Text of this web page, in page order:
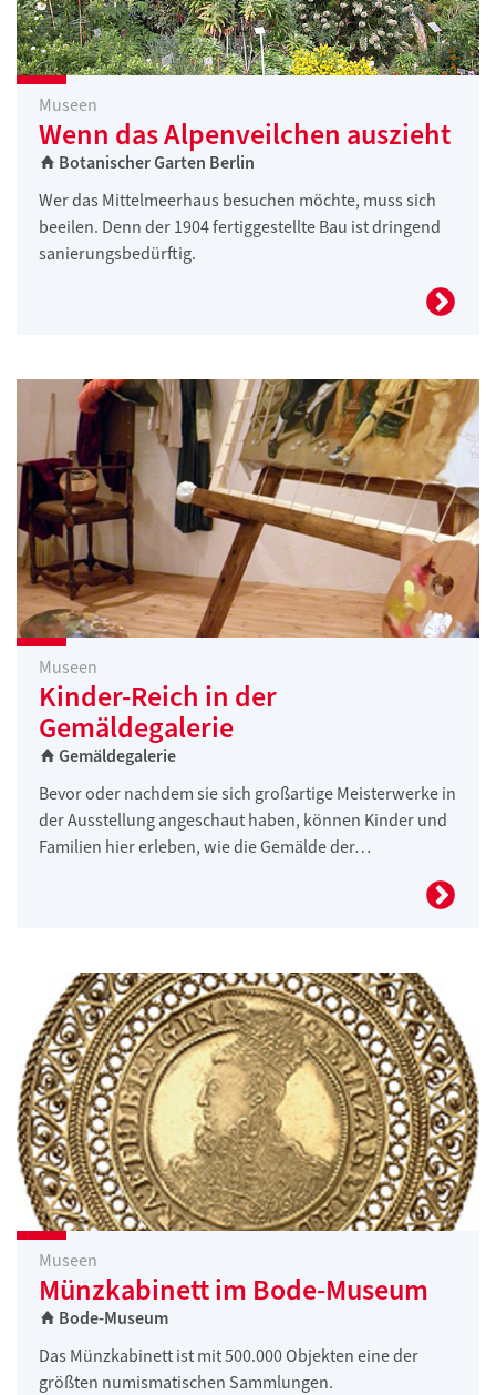
Museen
Wenn das Alpenveilchen auszieht
Botanischer Garten Berlin
Wer das Mittelmeerhaus besuchen möchte, muss sich
beeilen. Denn der 1904 fertiggestellte Bau ist dringend
sanierungsbedürftig.
Museen
Kinder-Reich in der
Gemäldegalerie
Gemäldegalerie
Bevor oder nachdem sie sich großartige Meisterwerke in
der Ausstellung angeschaut haben, können Kinder und
Familien hier erleben, wie die Gemälde der…
Museen
Münzkabinett im Bode-Museum
Bode-Museum
Das Münzkabinett ist mit 500.000 Objekten eine der
größten numismatischen Sammlungen.